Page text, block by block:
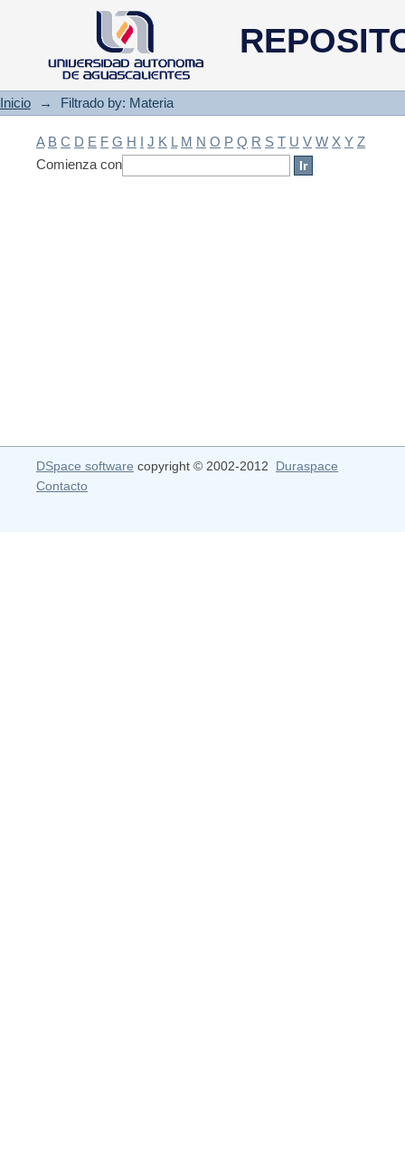
Filtrado by: Materia
Inicio → Filtrado by: Materia
A B C D E F G H I J K L M N O P Q R S T U V W X Y Z
Comienza con
DSpace software copyright © 2002-2012 Duraspace
Contacto